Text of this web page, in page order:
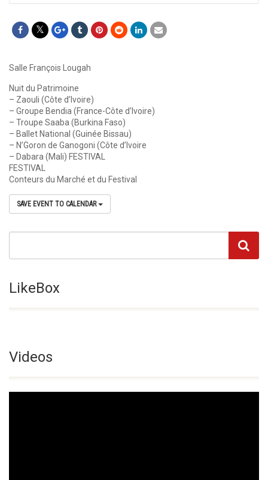
Salle François Lougah
Nuit du Patrimoine
– Zaouli (Côte d’Ivoire)
– Groupe Bendia (France-Côte d’Ivoire)
– Troupe Saaba (Burkina Faso)
– Ballet National (Guinée Bissau)
– N’Goron de Ganogoni (Côte d’Ivoire
– Dabara (Mali) FESTIVAL
FESTIVAL
Conteurs du Marché et du Festival
SAVE EVENT TO CALENDAR
LikeBox
Videos